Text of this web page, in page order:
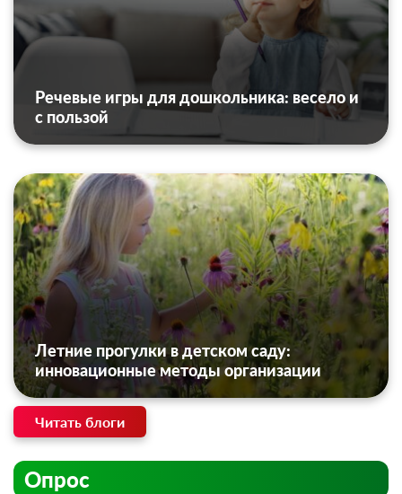
Речевые игры для дошкольника: весело и
с пользой
Летние прогулки в детском саду:
инновационные методы организации
Читать блоги
Опрос